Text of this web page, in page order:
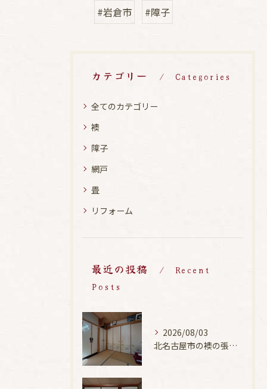
#岩倉市 #障子
カテゴリー Categories
全てのカテゴリー
襖
障子
網戸
畳
リフォーム
最近の投稿
Recent
Posts
2026/08/03
北名古屋市の襖の張替え